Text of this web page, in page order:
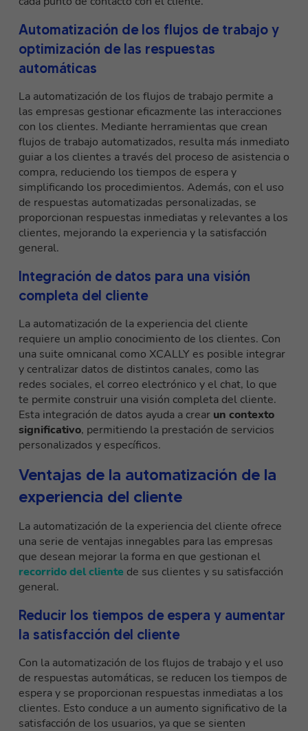
Automatización de los flujos de trabajo y
optimización de las respuestas
automáticas
La automatización de los flujos de trabajo permite a
las empresas gestionar eficazmente las interacciones
con los clientes. Mediante herramientas que crean
flujos de trabajo automatizados, resulta más inmediato
guiar a los clientes a través del proceso de asistencia o
compra, reduciendo los tiempos de espera y
simplificando los procedimientos. Además, con el uso
de respuestas automatizadas personalizadas, se
proporcionan respuestas inmediatas y relevantes a los
clientes, mejorando la experiencia y la satisfacción
general.
Integración de datos para una visión
completa del cliente
La automatización de la experiencia del cliente
requiere un amplio conocimiento de los clientes. Con
una suite omnicanal como XCALLY es posible integrar
y centralizar datos de distintos canales, como las
redes sociales, el correo electrónico y el chat, lo que
te permite construir una visión completa del cliente.
Esta integración de datos ayuda a crear un contexto
significativo, permitiendo la prestación de servicios
personalizados y específicos.
Ventajas de la automatización de la
experiencia del cliente
La automatización de la experiencia del cliente ofrece
una serie de ventajas innegables para las empresas
que desean mejorar la forma en que gestionan el
recorrido del cliente de sus clientes y su satisfacción
general.
Reducir los tiempos de espera y aumentar
la satisfacción del cliente
Con la automatización de los flujos de trabajo y el uso
de respuestas automáticas, se reducen los tiempos de
espera y se proporcionan respuestas inmediatas a los
clientes. Esto conduce a un aumento significativo de la
satisfacción de los usuarios, ya que se sienten